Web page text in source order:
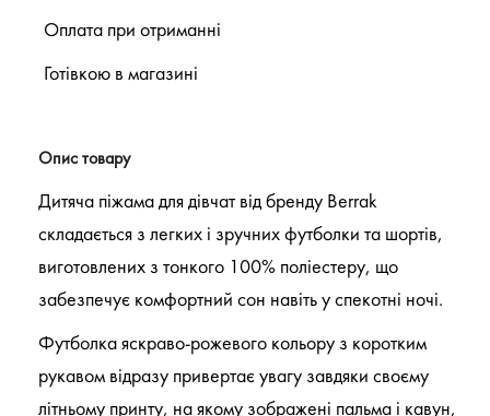
Оплата при отриманні
Готівкою в магазині
Опис товару
Дитяча піжама для дівчат від бренду Berrak
складається з легких і зручних футболки та шортів,
виготовлених з тонкого 100% поліестеру, що
забезпечує комфортний сон навіть у спекотні ночі.
Футболка яскраво-рожевого кольору з коротким
рукавом відразу привертає увагу завдяки своєму
літньому принту, на якому зображені пальма і кавун,